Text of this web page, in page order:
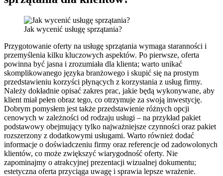
Jak wycenić usługę sprzątania?
Przygotowanie oferty na usługę sprzątania wymaga staranności i
przemyślenia kilku kluczowych aspektów. Po pierwsze, oferta
powinna być jasna i zrozumiała dla klienta; warto unikać
skomplikowanego języka branżowego i skupić się na prostym
przedstawieniu korzyści płynących z korzystania z usług firmy.
Należy dokładnie opisać zakres prac, jakie będą wykonywane, aby
klient miał pełen obraz tego, co otrzymuje za swoją inwestycję.
Dobrym pomysłem jest także przedstawienie różnych opcji
cenowych w zależności od rodzaju usługi – na przykład pakiet
podstawowy obejmujący tylko najważniejsze czynności oraz pakiet
rozszerzony z dodatkowymi usługami. Warto również dodać
informacje o doświadczeniu firmy oraz referencje od zadowolonych
klientów, co może zwiększyć wiarygodność oferty. Nie
zapominajmy o atrakcyjnej prezentacji wizualnej dokumentu;
estetyczna oferta przyciąga uwagę i sprawia lepsze wrażenie.